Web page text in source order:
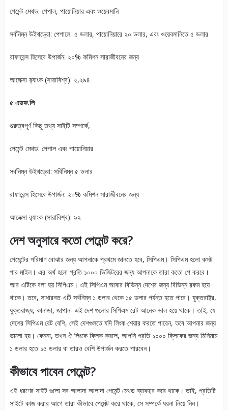
পেমেন্ট মেথড: পেপাল, পায়োনিয়ার এবং ওয়েবমানি
সর্বনিম্ন উইথড্রো: পেপালে ৫ ডলার, পায়োনিয়ারে ২০ ডলার, এবং ওয়েবমানিতে ৫ ডলার
রাফারেন্স হিসেবে উপার্জন: ২০% কমিশন সারাজীবনের জন্য
আলেক্সা র‍্যাংক (সারাবিশ্ব): ২,২৯৪
৫ এডফ.লি
গুরুত্বপূর্ণ কিছু তথ্য সাইটি সম্পর্কে,
পেমেন্ট মেথড: পেপাল এবং পায়োনিয়ার
সর্বনিম্ন উইথড্রো: সর্বিনিম্ন ৫ ডলার
রাফারেন্স হিসেবে উপার্জন: ২০% কমিশন সারাজীবনের জন্য
আলেক্সা র‍্যাংক (সারাবিশ্ব): ৯২
দেশ অনুসারে কতো পেমেন্ট করে?
পেমেন্টের পরিমাণ বোঝার জন্য আপনাকে প্রথমে জানতে হবে, সিপিএম। সিপিএম হলো কসট
পার মাইল। এর অর্থ হলো প্রতি ১০০০ ভিজিটরের জন্য আপনাকে তারা কতো পে করবে।
আর এটিকে বলা হয় সিপিএম। এই সিপিএম আবার বিভিন্ন দেশের জন্য বিভিন্ন রকম হয়ে
থাকে। তবে, সাধারনত এটি সর্বনিম্ন ১ ডলার থেকে ১৫ ডলার পর্যন্ত হতে পারে। যুক্তরাষ্ট্র,
যুক্তরাজ্য, কানাডা, জাপান- এই দেশ গুলোর সিপিএম রেট আনেক ভাল হয়ে থাকে। তাই, যে
দেশের সিপিএম রেট বেশি, সেই দেশগুলতে যদি লিংক শেয়ার করতে পারেন, তবে আপনার জন্য
ভালো হয়। কেননা, তখন ঐ লিংকে ক্লিক করলে, আপনি প্রতি ১০০০ ক্লিকের জন্য মিনিমাম
১ ডলার হতে ১৫ ডলার বা তারও বেশি উপার্জন করতে পারবেন।
কীভাবে পাবেন পেমেন্ট?
এই ধরণের সাইট গুলো সব আলাদা আলাদা পেমেন্ট মেথড ব্যাবহার করে থাকে। তাই, প্রতিটি
সাইটে কাজ করার আগে তারা কীভাবে পেমেন্ট করে থাকে, সে সম্পর্কে ধরনা নিয়ে নিন।